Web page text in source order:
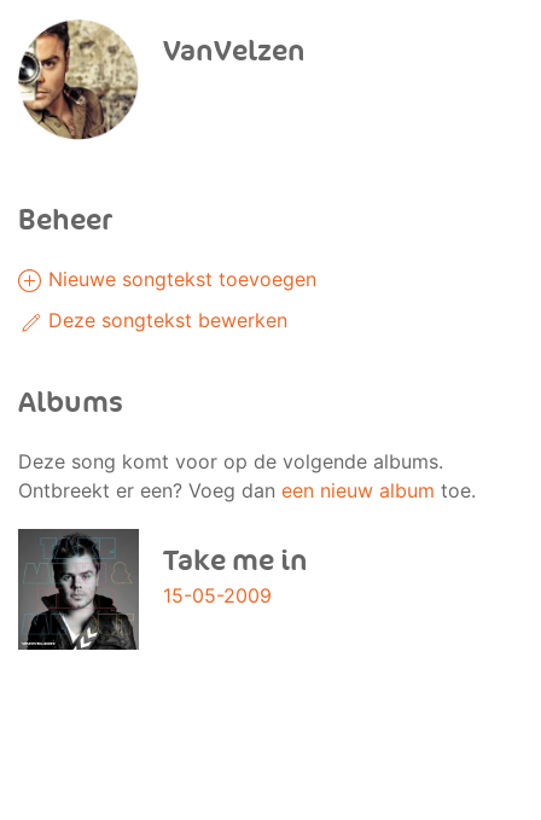
VanVelzen
Beheer
Nieuwe songtekst toevoegen
Deze songtekst bewerken
Albums
Deze song komt voor op de volgende albums.
Ontbreekt er een? Voeg dan een nieuw album toe.
Take me in
15-05-2009